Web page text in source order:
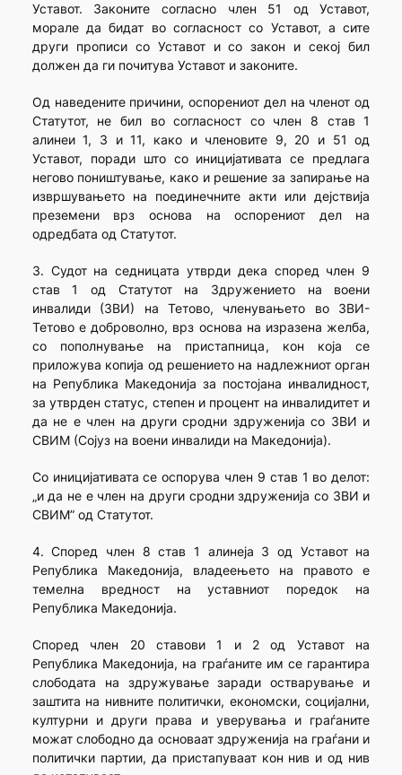
Уставот. Законите согласно член 51 од Уставот,
морале да бидат во согласност со Уставот, а сите
други прописи со Уставот и со закон и секој бил
должен да ги почитува Уставот и законите.
Од наведените причини, оспорениот дел на членот од
Статутот, не бил во согласност со член 8 став 1
алинеи 1, 3 и 11, како и членовите 9, 20 и 51 од
Уставот, поради што со иницијативата се предлага
негово поништување, како и решение за запирање на
извршувањето на поединечните акти или дејствија
преземени врз основа на оспорениот дел на
одредбата од Статутот.
3. Судот на седницата утврди дека според член 9
став 1 од Статутот на Здружението на воени
инвалиди (ЗВИ) на Тетово, членувањето во ЗВИ-
Тетово е доброволно, врз основа на изразена желба,
со пополнување на пристапница, кон која се
приложува копија од решението на надлежниот орган
на Република Македонија за постојана инвалидност,
за утврден статус, степен и процент на инвалидитет и
да не е член на други сродни здруженија со ЗВИ и
СВИМ (Сојуз на воени инвалиди на Македонија).
Со иницијативата се оспорува член 9 став 1 во делот:
„и да не е член на други сродни здруженија со ЗВИ и
СВИМ” од Статутот.
4. Според член 8 став 1 алинеја 3 од Уставот на
Република Македонија, владеењето на правото е
темелна вредност на уставниот поредок на
Република Македонија.
Според член 20 ставови 1 и 2 од Уставот на
Република Македонија, на граѓаните им се гарантира
слободата на здружување заради остварување и
заштита на нивните политички, економски, социјални,
културни и други права и уверувања и граѓаните
можат слободно да основаат здруженија на граѓани и
политички партии, да пристапуваат кон нив и од нив